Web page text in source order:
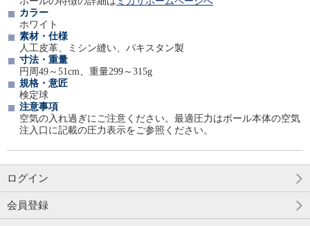
カラー
ホワイト
素材・仕様
人工皮革、ミシン縫い、パキスタン製
寸法・重量
円周49～51cm、重量299～315g
規格・意匠
検定球
注意事項
空気の入れ過ぎにご注意ください。最適圧力はボール本体の空気
注入口に記載の圧力表示をご参照ください。
ログイン
会員登録